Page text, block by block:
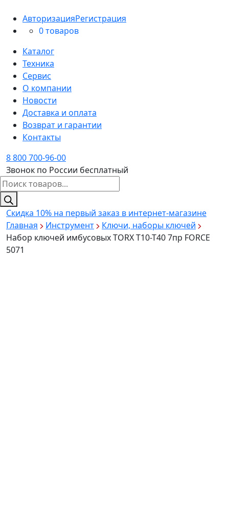
АвторизацияРегистрация
0 товаров
Каталог
Техника
Сервис
О компании
Новости
Доставка и оплата
Возврат и гарантии
Контакты
8 800 700-96-00
Звонок по России бесплатный
Поиск
товаров
Скидка 10% на первый заказ в интернет-магазине
Главная
Инструмент
Ключи, наборы ключей
Набор ключей имбусовых TORX Т10-Т40 7пр FORCE
5071